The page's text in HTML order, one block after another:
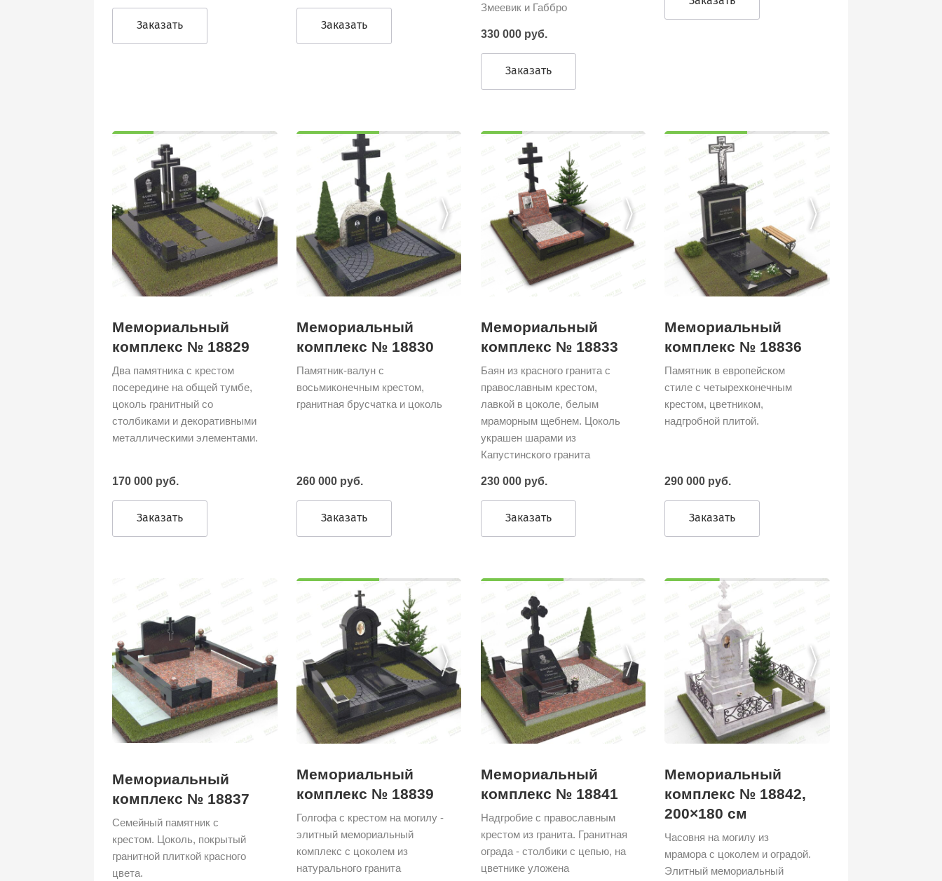
Заказать Заказать
Змеевик и Габбро
330 000 руб.
Заказать
Мемориальный
комплекс № 18829
Два памятника с крестом
посередине на общей тумбе,
цоколь гранитный со
столбиками и декоративными
металлическими элементами.
170 000 руб.
Заказать
Мемориальный
комплекс № 18830
Памятник-валун с
восьмиконечным крестом,
гранитная брусчатка и цоколь
260 000 руб.
Заказать
Мемориальный
комплекс № 18833
Баян из красного гранита с
православным крестом,
лавкой в цоколе, белым
мраморным щебнем. Цоколь
украшен шарами из
Капустинского гранита
230 000 руб.
Заказать
Мемориальный
комплекс № 18836
Памятник в европейском
стиле с четырехконечным
крестом, цветником,
надгробной плитой.
290 000 руб.
Заказать
Мемориальный
комплекс № 18837
Семейный памятник с
крестом. Цоколь, покрытый
гранитной плиткой красного
цвета.
Мемориальный
комплекс № 18839
Голгофа с крестом на могилу -
элитный мемориальный
комплекс с цоколем из
натурального гранита
Мемориальный
комплекс № 18841
Надгробие с православным
крестом из гранита. Гранитная
ограда - столбики с цепью, на
цветнике уложена
Мемориальный
комплекс № 18842,
200×180 см
Часовня на могилу из
мрамора с цоколем и оградой.
Элитный мемориальный